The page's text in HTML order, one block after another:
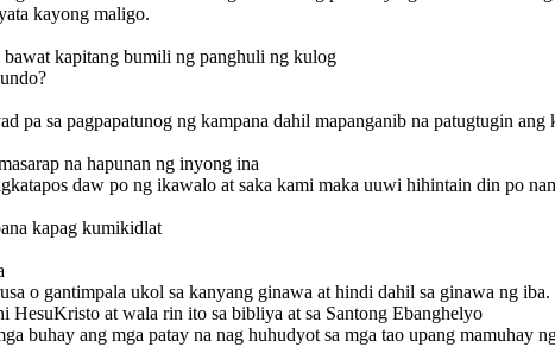
Ang purgatoryo'y hindi
nabanggit ni Moises at ni
HesuKristo at wala rin
ito sa bibliya at sa
kayong maligo .
bawat kapitang bumili ng panghuli ng kulog
pa sa pagpapatunog ng kampana dahil mapanganib na patugtugin ang
na hapunan ng inyong ina
daw po ng ikawalo at saka kami maka uuwi hihintain din po
kapag kumikidlat
o gantimpala ukol sa kanyang ginawa at hindi dahil sa ginawa ng iba.
at wala rin ito sa bibliya at sa Santong Ebanghelyo
buhay ang mga patay na nag huhudyot sa mga tao upang mamuhay